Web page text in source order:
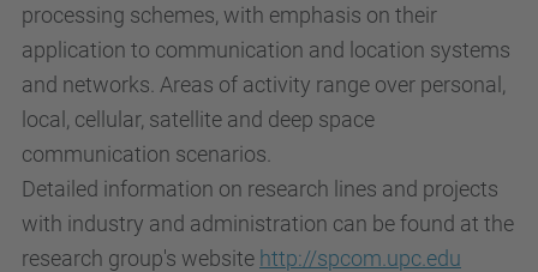
processing schemes, with emphasis on their
application to communication and location systems
and networks. Areas of activity range over personal,
local, cellular, satellite and deep space
communication scenarios.
Detailed information on research lines and projects
with industry and administration can be found at the
research group's website http://spcom.upc.edu